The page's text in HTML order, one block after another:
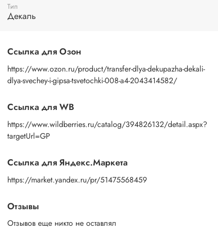
пальцами бумажную основу, сдвигаете ее на себя.
Рисунок остается на изделии. Сразу после нанесения
изображение любым покрывным лаком. Отлично
подойдет акриловый лак на водной основе, матовый,
глянцевый, полуглянцевый.
Тип
Декаль
Ссылка для Озон
https://www.ozon.ru/product/transfer-dlya-dekupazha-dekali-
dlya-svechey-i-gipsa-tsvetochki-008-a4-2043414582/
Ссылка для WB
https://www.wildberries.ru/catalog/394826132/detail.aspx?
targetUrl=GP
Ссылка для Яндекс.Маркета
https://market.yandex.ru/pr/51475568459
Отзывы
Отзывов еще никто не оставлял